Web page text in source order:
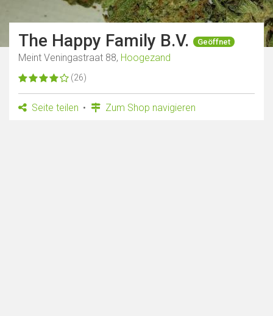
The Happy Family B.V. Geöffnet
Meint Veningastraat 88, Hoogezand
(26)
Seite teilen Zum Shop navigieren